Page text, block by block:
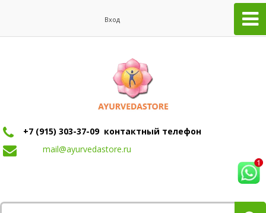
Вход
+7 (915) 303-37-09 контактный телефон
mail@ayurvedastore.ru